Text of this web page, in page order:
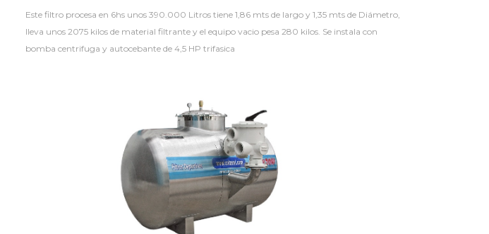
Este filtro procesa en 6hs unos 390.000 Litros tiene 1,86 mts de largo y 1,35 mts de Diámetro,
lleva unos 2075 kilos de material filtrante y el equipo vacio pesa 280 kilos. Se instala con
bomba centrifuga y autocebante de 4,5 HP trifasica